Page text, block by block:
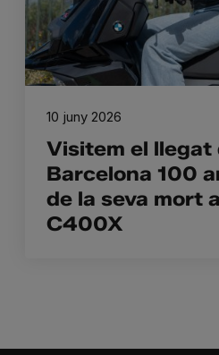
Visitem el llegat
Barcelona 100
de la seva mort
C400X
10 juny 2026